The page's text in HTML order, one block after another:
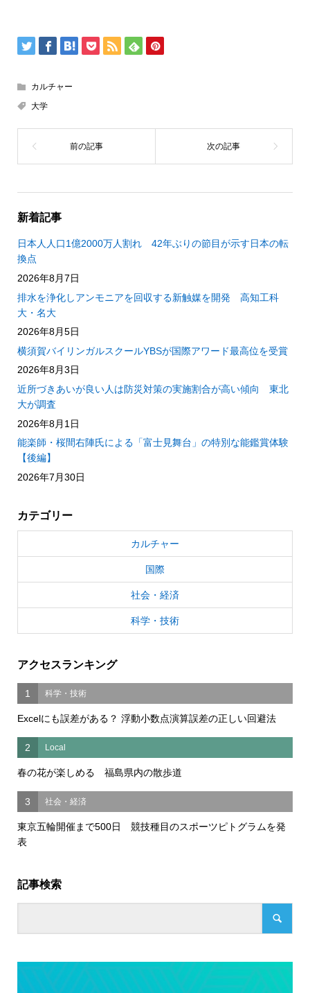
カルチャー
大学
新着記事
日本人人口1億2000万人割れ 42年ぶりの節目が示す日本の転
換点
2026年8月7日
排水を浄化しアンモニアを回収する新触媒を開発 高知工科
大・名大
2026年8月5日
横須賀バイリンガルスクールYBSが国際アワード最高位を受賞
2026年8月3日
近所づきあいが良い人は防災対策の実施割合が高い傾向 東北
大が調査
2026年8月1日
能楽師・桜間右陣氏による「富士見舞台」の特別な能鑑賞体験
【後編】
2026年7月30日
カテゴリー
カルチャー
国際
社会・経済
科学・技術
アクセスランキング
1 科学・技術
Excelにも誤差がある？ 浮動小数点演算誤差の正しい回避法
2 Local
春の花が楽しめる 福島県内の散歩道
3 社会・経済
東京五輪開催まで500日 競技種目のスポーツピトグラムを発
表
記事検索